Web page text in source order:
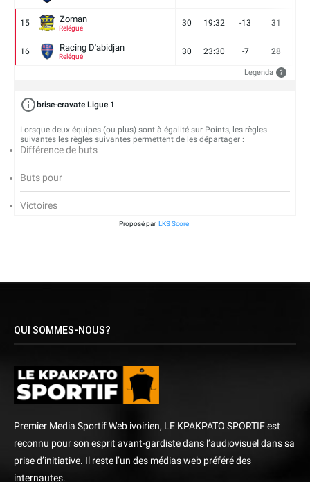
15 Zoman
Relégué
30 19:32 -13 31
16 Racing D'abidjan
Relégué
30 23:30 -7 28
Legenda ?
brise-cravate Ligue 1
Lorsque deux équipes (ou plus) sont à égalité sur Points, les règles
suivantes les règles suivantes permettent de les départager :
Différence de buts
Buts pour
Victoires
Proposé par LKS Score
QUI SOMMES-NOUS?
Premier Media Sportif Web ivoirien, LE KPAKPATO SPORTIF est
reconnu pour son esprit avant-gardiste dans l’audiovisuel dans sa
prise d’initiative. Il reste l’un des médias web préféré des
internautes.